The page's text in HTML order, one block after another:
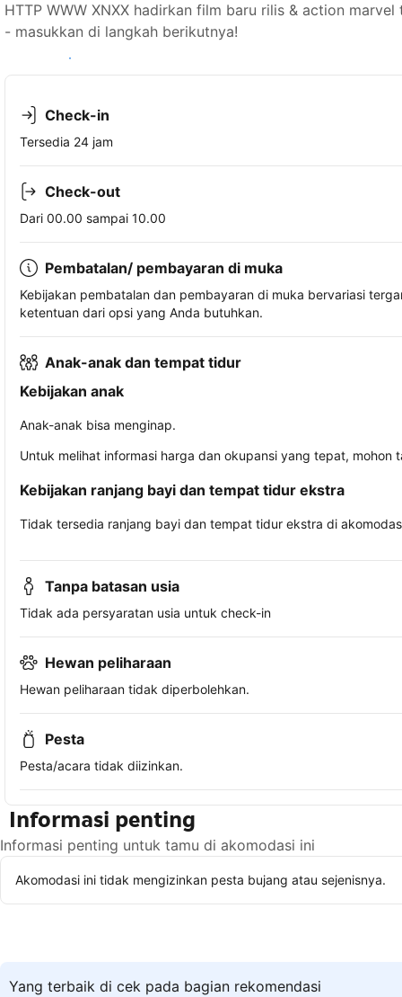
HTTP WWW XNXX hadirkan film baru rilis & action
- masukkan di langkah berikutnya!
Lihat ketersediaan
Check-in
Tersedia 24 jam
Check-out
Dari 00.00 sampai 10.00
Pembatalan/ pembayaran di muka
Kebijakan pembatalan dan pembayaran di muka bervariasi
ketentuan dari opsi yang Anda butuhkan.
Anak-anak dan tempat tidur
Kebijakan anak
Anak-anak bisa menginap.
Untuk melihat informasi harga dan okupansi yang tepat,
Kebijakan ranjang bayi dan tempat tidur ekstra
Tidak tersedia ranjang bayi dan tempat tidur ekstra di
Tanpa batasan usia
Tidak ada persyaratan usia untuk check-in
Hewan peliharaan
Hewan peliharaan tidak diperbolehkan.
Pesta
Pesta/acara tidak diizinkan.
Informasi penting
Informasi penting untuk tamu di akomodasi ini
Akomodasi ini tidak mengizinkan pesta bujang atau sejenisnya.
Yang terbaik di cek pada bagian rekomendasi